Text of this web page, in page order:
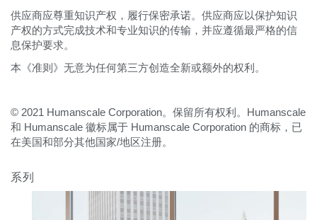
供应商应尊重知识产权，履行保密承诺。供应商应以保护知识
产权的方式完成技术和专业知识的传输，并应遵循最严格的信
息保护要求。
本《准则》无意为任何第三方创造全新或额外的权利。
© 2021 Humanscale Corporation。保留所有权利。Humanscale
和 Humanscale 徽标属于 Humanscale Corporation 的商标，已
在美国和部分其他国家/地区注册。
系列